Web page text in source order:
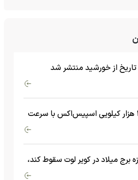
از خورشید منتشر شد
راکت سرگردان و ۴ هزار کیلویی اسپیس‌اکس با سرعت
برج میلاد در کویر لوت سقوط کند،